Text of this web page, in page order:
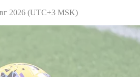
2026 (UTC+3 MSK)